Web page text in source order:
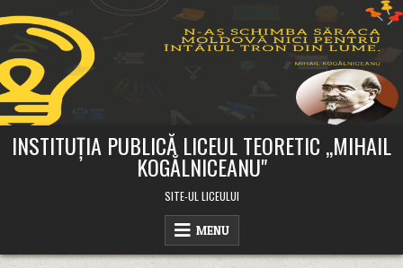
to
INSTITUȚIA PUBLICĂ LICEUL TEORETIC ,,MIHAIL
KOGĂLNICEANU"
SITE-UL LICEULUI
MENU